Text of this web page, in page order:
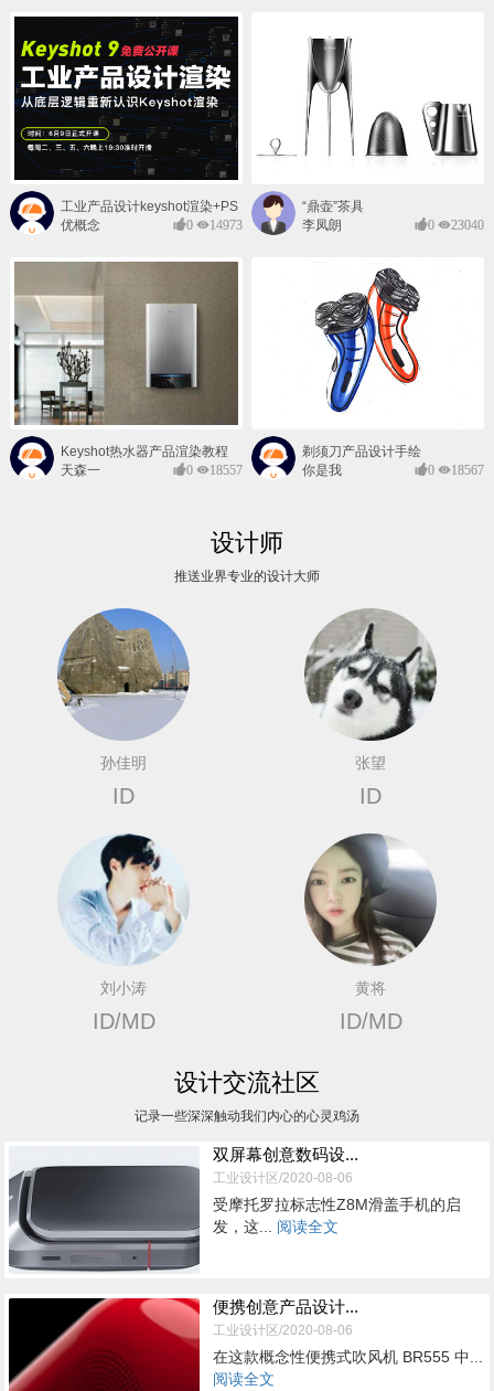
工业产品设计keyshot渲染+PS
后期班
优概念 0 14973
“鼎壶”茶具
李凤朗
0 23040
Keyshot热水器产品渲染教程
天森一
0 18557
剃须刀产品设计手绘
你是我
0 18567
设计师
推送业界专业的设计大师
孙佳明
ID
张望
ID
刘小涛
ID/MD
黄将
ID/MD
设计交流社区
记录一些深深触动我们内心的心灵鸡汤
双屏幕创意数码设...
工业设计区/2020-08-06
受摩托罗拉标志性Z8M滑盖手机的启
发，这... 阅读全文
便携创意产品设计...
工业设计区/2020-08-06
在这款概念性便携式吹风机 BR555 中...
阅读全文